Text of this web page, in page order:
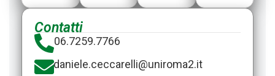
Contatti
06.7259.7766
daniele.ceccarelli@​uniroma2.it